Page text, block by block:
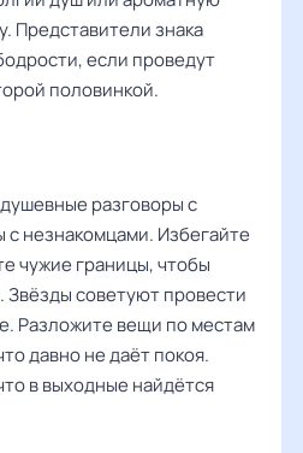
Представители знака
если проведут
половинкой.
разговоры с
с незнакомцами. Избегайте
чужие границы, чтобы
Звёзды советуют провести
Разложите вещи по местам
давно не даёт покоя.
в выходные найдётся